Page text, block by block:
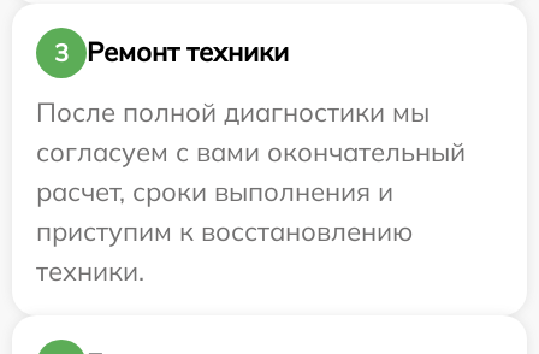
3
Ремонт техники
После полной диагностики мы
согласуем с вами окончательный
расчет, сроки выполнения и
приступим к восстановлению
техники.